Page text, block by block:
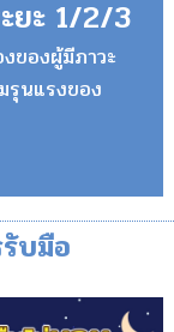
ยะ 1/2/3
ของผู้มีภาวะ
รุนแรงของ
บมือ